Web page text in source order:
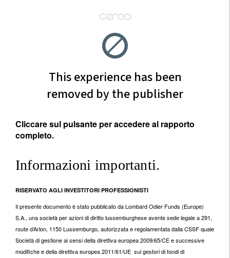
Cliccare sul pulsante per accedere al rapporto
completo.
Informazioni importanti.
RISERVATO AGLI INVESTITORI PROFESSIONISTI
Il presente documento è stato pubblicato da Lombard Odier Funds (Europe)
S.A., una società per azioni di diritto lussemburghese avente sede legale a 291,
route d’Arlon, 1150 Lussemburgo, autorizzata e regolamentata dalla CSSF quale
Società di gestione ai sensi della direttiva europea 2009/65/CE e successive
modifiche e della direttiva europea 2011/61/UE sui gestori di fondi di